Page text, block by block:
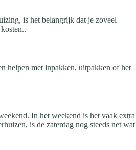
is het belangrijk dat je zoveel
helpen met inpakken, uitpakken of het
In het weekend is het vaak extra
is de zaterdag nog steeds net wat